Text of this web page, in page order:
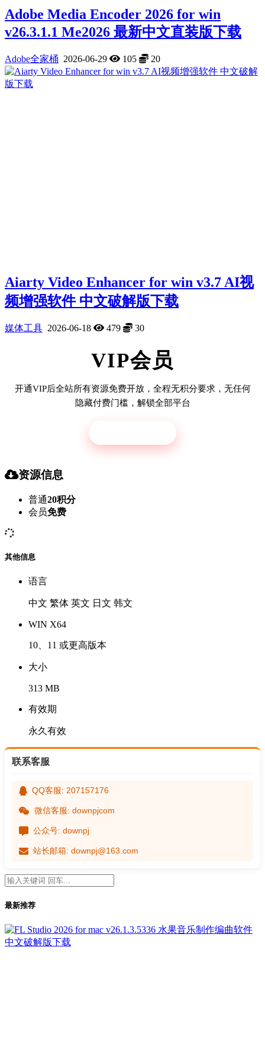
Adobe Media Encoder 2026 for win
v26.3.1.1 Me2026 最新中文直装版下载
Adobe全家桶 2026-06-29 105 20
Aiarty Video Enhancer for win v3.7 AI视
频增强软件 中文破解版下载
媒体工具 2026-06-18 479 30
VIP会员
开通VIP后全站所有资源免费开放，全程无积分要求，无任何
隐藏付费门槛，解锁全部平台
资源信息
普通20积分
会员免费
其他信息
语言
中文 繁体 英文 日文 韩文
WIN X64
10、11 或更高版本
大小
313 MB
有效期
永久有效
联系客服
QQ客服: 207157176
微信客服: downpjcom
公众号: downpj
站长邮箱: downpj@163.com
最新推荐